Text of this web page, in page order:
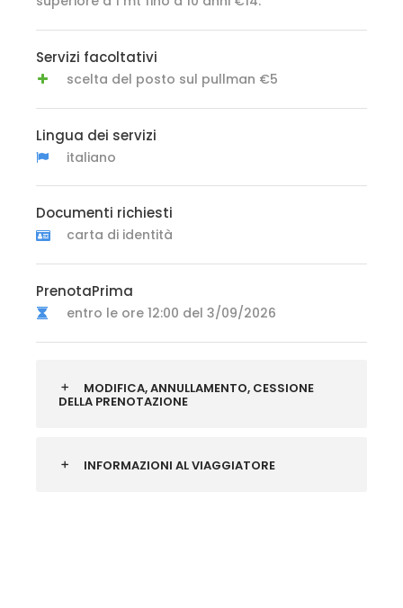
Servizi facoltativi
scelta del posto sul pullman €5
Lingua dei servizi
italiano
Documenti richiesti
carta di identità
PrenotaPrima
entro le ore 12:00 del 3/09/2026
MODIFICA, ANNULLAMENTO, CESSIONE
DELLA PRENOTAZIONE
INFORMAZIONI AL VIAGGIATORE